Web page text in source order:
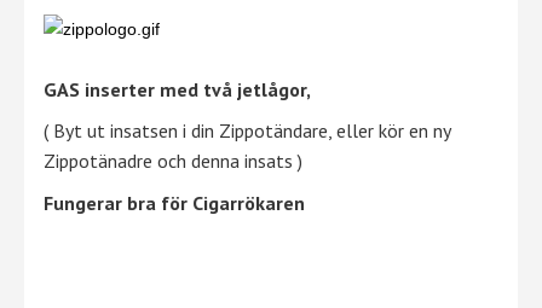
GAS inserter med två jetlågor,
( Byt ut insatsen i din Zippotändare, eller kör en ny
Zippotänadre och denna insats )
Fungerar bra för Cigarrökaren